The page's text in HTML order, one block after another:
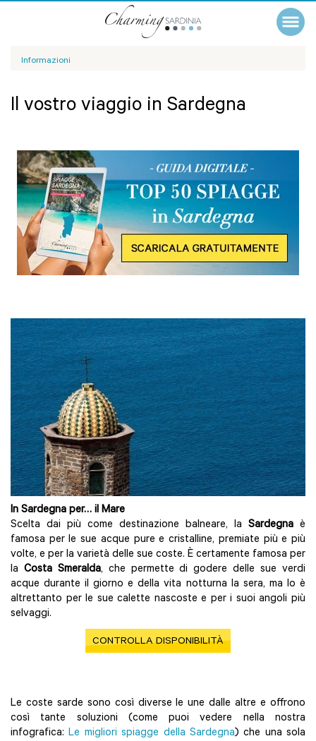
Informazioni
Il vostro viaggio in Sardegna
In Sardegna per… il Mare
Scelta dai più come destinazione balneare, la Sardegna è
famosa per le sue acque pure e cristalline, premiate più e più
volte, e per la varietà delle sue coste. È certamente famosa per
la Costa Smeralda, che permette di godere delle sue verdi
acque durante il giorno e della vita notturna la sera, ma lo è
altrettanto per le sue calette nascoste e per i suoi angoli più
selvaggi.
CONTROLLA DISPONIBILITÀ
Le coste sarde sono così diverse le une dalle altre e offrono
così tante soluzioni (come puoi vedere nella nostra
infografica:Le migliori spiagge della Sardegna) che una sola